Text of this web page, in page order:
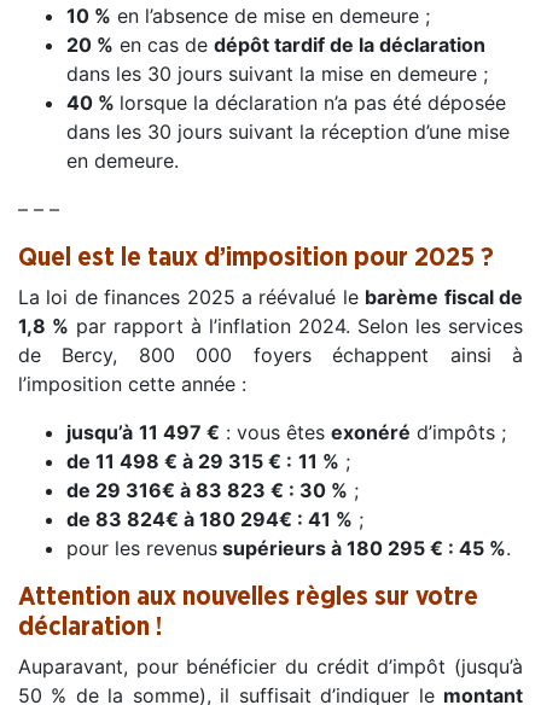
10 % en l’absence de mise en demeure ;
20 % en cas de dépôt tardif de la déclaration
dans les 30 jours suivant la mise en demeure ;
40 % lorsque la déclaration n’a pas été déposée
dans les 30 jours suivant la réception d’une mise
en demeure.
– – –
Quel est le taux d’imposition pour 2025 ?
La loi de finances 2025 a réévalué le barème fiscal de
1,8 % par rapport à l’inflation 2024. Selon les services
de Bercy, 800 000 foyers échappent ainsi à
l’imposition cette année :
jusqu’à 11 497 € : vous êtes exonéré d’impôts ;
de 11 498 € à 29 315 € : 11 % ;
de 29 316€ à 83 823 € : 30 % ;
de 83 824€ à 180 294€ : 41 % ;
pour les revenus supérieurs à 180 295 € : 45 %.
Attention aux nouvelles règles sur votre
déclaration !
Auparavant, pour bénéficier du crédit d’impôt (jusqu’à
50 % de la somme), il suffisait d’indiquer le montant